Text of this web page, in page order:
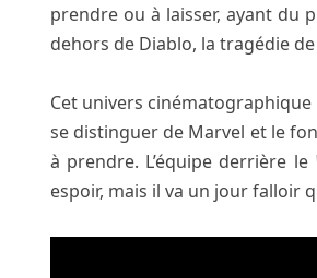
prendre ou à laisser, ayant du
dehors de Diablo, la tragédie de
Cet univers
se distinguer de Marvel et le
à prendre. L’équipe derrière le
espoir, mais il va un jour falloir